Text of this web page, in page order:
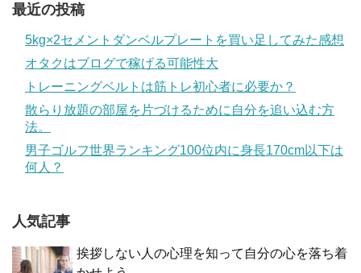
最近の投稿
5kg×2セメントダンベルプレートを買い足してみた感想
オタクはブログで稼げる可能性大
トレーニングベルトは筋トレ初心者に必要か？
散らり放題の部屋を片づけるために自分を追い込む方
法。
男子ゴルフ世界ランキング100位内に身長170cm以下は
何人？
人気記事
挨拶しない人の心理を知って自分の心を落ち着